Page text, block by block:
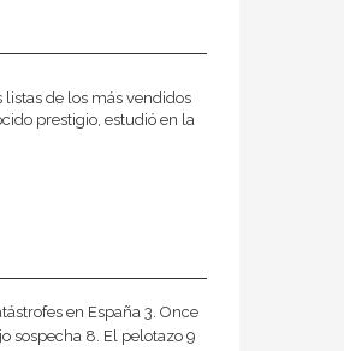
listas de los más vendidos
prestigio, estudió en la
en España 3. Once
sospecha 8. El pelotazo 9